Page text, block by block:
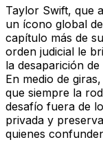
Taylor Swift, que
un ícono global
capítulo más de
orden judicial le
la desaparición
En medio de
que siempre la
desafío fuera de
privada y
quienes